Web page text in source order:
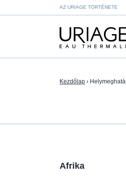
AZ URIAGE TÖRTÉNETE
Kezdőlap ›
Afrika